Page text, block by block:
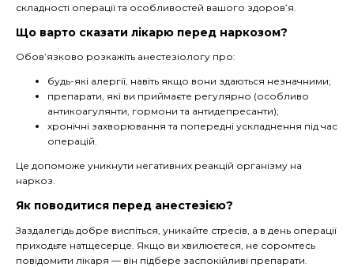
складності операції та особливостей вашого здоров’я.
Що варто сказати лікарю перед наркозом?
Обов’язково розкажіть анестезіологу про:
будь-які алергії, навіть якщо вони здаються незначними;
препарати, які ви приймаєте регулярно (особливо
антикоагулянти, гормони та антидепресанти);
хронічні захворювання та попередні ускладнення під час
операцій.
Це допоможе уникнути негативних реакцій організму на
наркоз.
Як поводитися перед анестезією?
Заздалегідь добре виспіться, уникайте стресів, а в день операції
приходьте натщесерце. Якщо ви хвилюєтеся, не соромтесь
повідомити лікаря — він підбере заспокійливі препарати.